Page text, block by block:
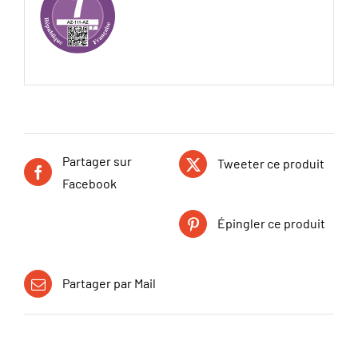
Partager sur
Facebook
Tweeter ce produit
Épingler ce produit
Partager par Mail